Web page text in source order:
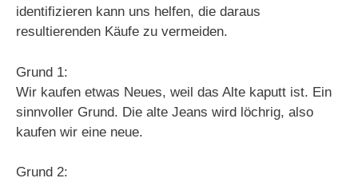
identifizieren kann uns helfen, die daraus
resultierenden Käufe zu vermeiden.
Grund 1:
Wir kaufen etwas Neues, weil das Alte kaputt ist. Ein
sinnvoller Grund. Die alte Jeans wird löchrig, also
kaufen wir eine neue.
Grund 2: